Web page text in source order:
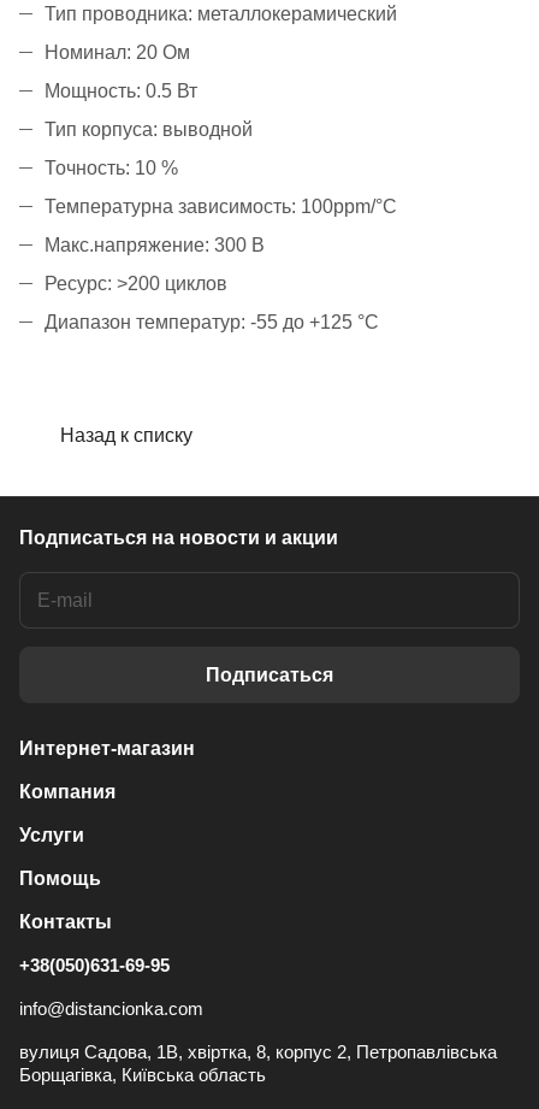
Тип проводника: металлокерамический
Номинал: 20 Ом
Мощность: 0.5 Вт
Тип корпуса: выводной
Точность: 10 %
Температурна зависимость: 100ppm/°C
Макс.напряжение: 300 В
Ресурс: >200 циклов
Диапазон температур: -55 до +125 °С
Назад к списку
Подписаться на новости и акции
Подписаться
Интернет-магазин
Компания
Услуги
Помощь
Контакты
+38(050)631-69-95
info@distancionka.com
вулиця Садова, 1В, хвіртка, 8, корпус 2, Петропавлівська
Борщагівка, Київська область